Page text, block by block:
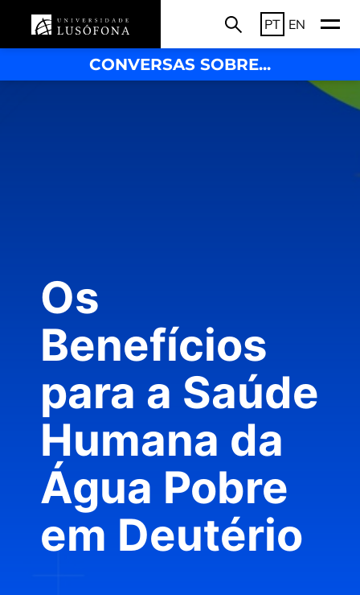
PT EN
CONVERSAS SOBRE...
Os
Benefícios
para a Saúde
Humana da
Água Pobre
em Deutério